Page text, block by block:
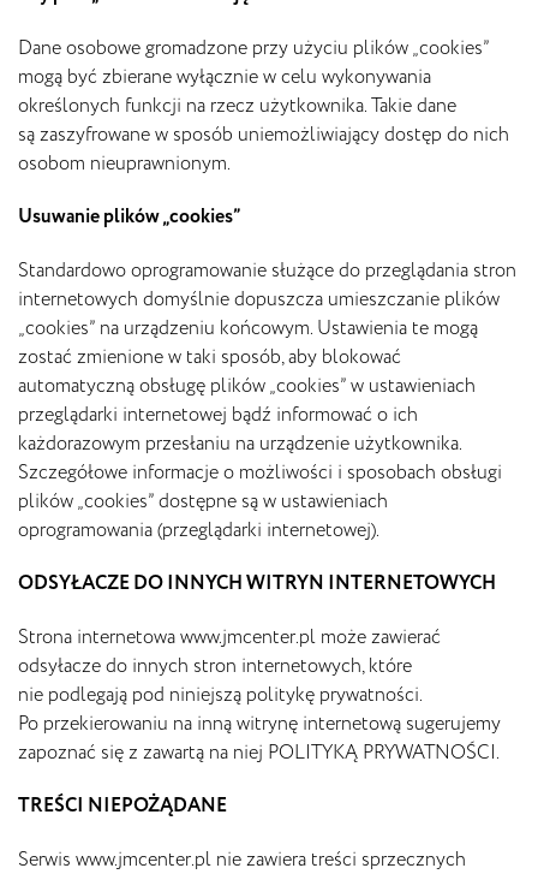
Dane osobowe gromadzone przy użyciu plików „cookies”
mogą być zbierane wyłącznie w celu wykonywania
określonych funkcji na rzecz użytkownika. Takie dane
są zaszyfrowane w sposób uniemożliwiający dostęp do nich
osobom nieuprawnionym.
Usuwanie plików „cookies”
Standardowo oprogramowanie służące do przeglądania stron
internetowych domyślnie dopuszcza umieszczanie plików
„cookies” na urządzeniu końcowym. Ustawienia te mogą
zostać zmienione w taki sposób, aby blokować
automatyczną obsługę plików „cookies” w ustawieniach
przeglądarki internetowej bądź informować o ich
każdorazowym przesłaniu na urządzenie użytkownika.
Szczegółowe informacje o możliwości i sposobach obsługi
plików „cookies” dostępne są w ustawieniach
oprogramowania (przeglądarki internetowej).
ODSYŁACZE DO INNYCH WITRYN INTERNETOWYCH
Strona internetowa www.jmcenter.pl może zawierać
odsyłacze do innych stron internetowych, które
nie podlegają pod niniejszą politykę prywatności.
Po przekierowaniu na inną witrynę internetową sugerujemy
zapoznać się z zawartą na niej POLITYKĄ PRYWATNOŚCI.
TREŚCI NIEPOŻĄDANE
Serwis www.jmcenter.pl nie zawiera treści sprzecznych